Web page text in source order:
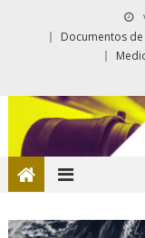
Documentos de